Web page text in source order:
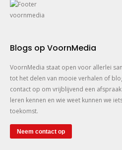
Blogs op VoornMedia
VoornMedia staat open voor allerlei
tot het delen van mooie verhalen of
contact op om vrijblijvend een
leren kennen en wie weet kunnen we
toekomst.
Neem contact op